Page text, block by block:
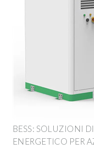
BESS: SOLUZIONI
ENERGETICO PER